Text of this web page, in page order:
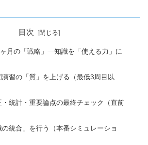
目次
月の「戦略」―知識を「使える力」に
演習の「質」を上げる（最低3周目以
・統計・重要論点の最終チェック（直前
統合」を行う（本番シミュレーショ